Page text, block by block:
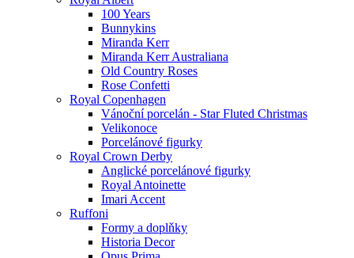
100 Years
Bunnykins
Miranda Kerr
Miranda Kerr Australiana
Old Country Roses
Rose Confetti
Royal Copenhagen
Vánoční porcelán - Star Fluted Christmas
Velikonoce
Porcelánové figurky
Royal Crown Derby
Anglické porcelánové figurky
Royal Antoinette
Imari Accent
Ruffoni
Formy a doplňky
Historia Decor